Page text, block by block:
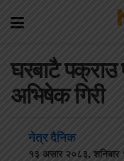
घरबाटै
अभिषेक गिरी
नेत्र दैनिक
१३ असार २०८३,